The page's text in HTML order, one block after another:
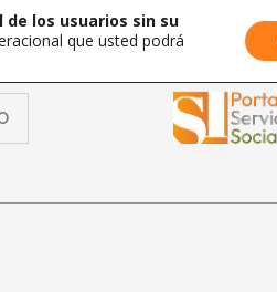
los usuarios sin su
que usted podrá